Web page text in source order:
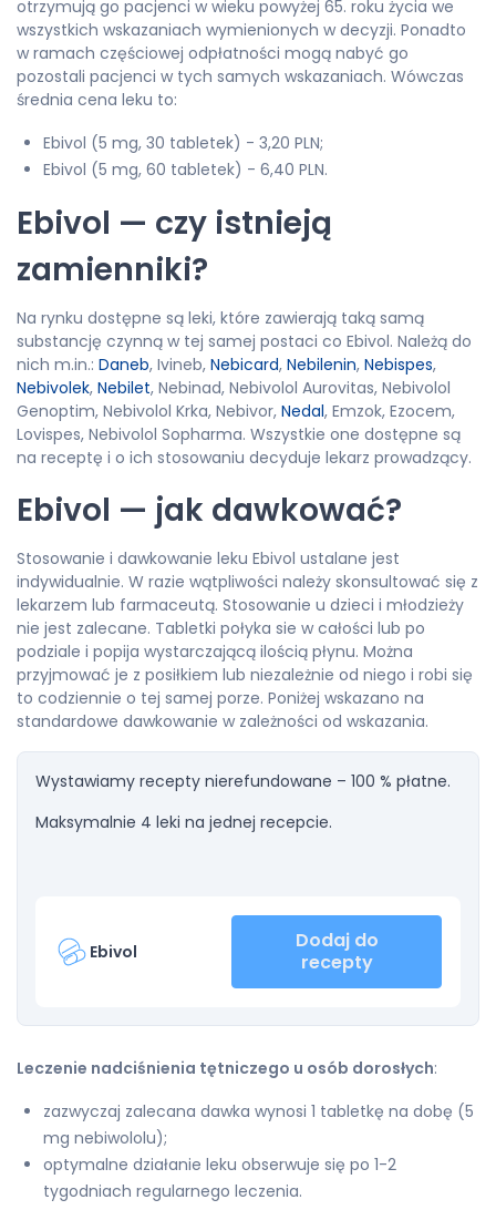
otrzymują go pacjenci w wieku powyżej 65. roku życia we
wszystkich wskazaniach wymienionych w decyzji. Ponadto
w ramach częściowej odpłatności mogą nabyć go
pozostali pacjenci w tych samych wskazaniach. Wówczas
średnia cena leku to:
Ebivol (5 mg, 30 tabletek) - 3,20 PLN;
Ebivol (5 mg, 60 tabletek) - 6,40 PLN.
Ebivol — czy istnieją
zamienniki?
Na rynku dostępne są leki, które zawierają taką samą
substancję czynną w tej samej postaci co Ebivol. Należą do
nich m.in.: Daneb, Ivineb, Nebicard, Nebilenin, Nebispes,
Nebivolek, Nebilet, Nebinad, Nebivolol Aurovitas, Nebivolol
Genoptim, Nebivolol Krka, Nebivor, Nedal, Emzok, Ezocem,
Lovispes, Nebivolol Sopharma. Wszystkie one dostępne są
na receptę i o ich stosowaniu decyduje lekarz prowadzący.
Ebivol — jak dawkować?
Stosowanie i dawkowanie leku Ebivol ustalane jest
indywidualnie. W razie wątpliwości należy skonsultować się z
lekarzem lub farmaceutą. Stosowanie u dzieci i młodzieży
nie jest zalecane. Tabletki połyka sie w całości lub po
podziale i popija wystarczającą ilością płynu. Można
przyjmować je z posiłkiem lub niezależnie od niego i robi się
to codziennie o tej samej porze. Poniżej wskazano na
standardowe dawkowanie w zależności od wskazania.
Wystawiamy recepty nierefundowane – 100 % płatne.
Maksymalnie 4 leki na jednej recepcie.
Ebivol
Dodaj do
recepty
Leczenie nadciśnienia tętniczego u osób dorosłych:
zazwyczaj zalecana dawka wynosi 1 tabletkę na dobę (5
mg nebiwololu);
optymalne działanie leku obserwuje się po 1-2
tygodniach regularnego leczenia.